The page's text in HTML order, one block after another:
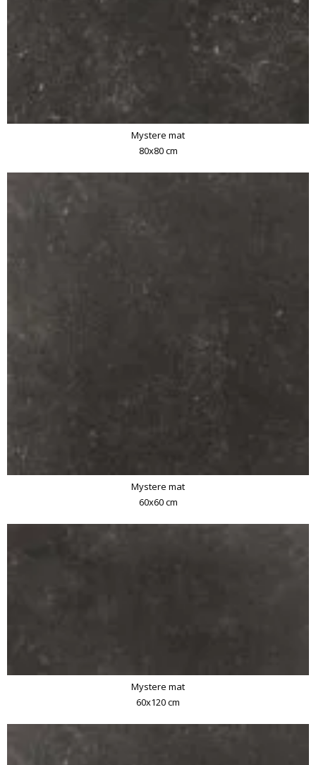
Mystere mat
80x80 cm
Mystere mat
60x60 cm
Mystere mat
60x120 cm